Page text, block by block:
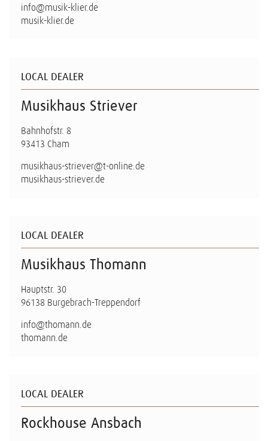
info@musik-klier.de
musik-klier.de
LOCAL DEALER
Musikhaus Striever
Bahnhofstr. 8
93413 Cham
musikhaus-striever@t-online.de
musikhaus-striever.de
LOCAL DEALER
Musikhaus Thomann
Hauptstr. 30
96138 Burgebrach-Treppendorf
info@thomann.de
thomann.de
LOCAL DEALER
Rockhouse Ansbach